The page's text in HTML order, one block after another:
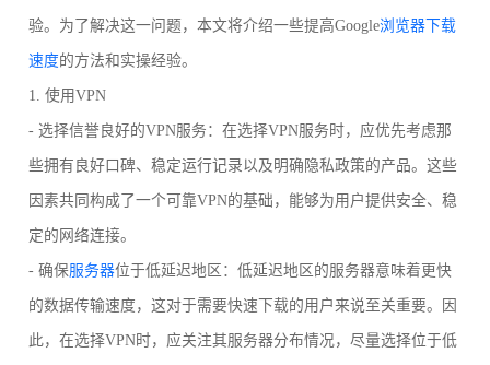
验。为了解决这一问题，本文将介绍一些提高Google浏览器下载
速度的方法和实操经验。
1. 使用VPN
- 选择信誉良好的VPN服务：在选择VPN服务时，应优先考虑那
些拥有良好口碑、稳定运行记录以及明确隐私政策的产品。这些
因素共同构成了一个可靠VPN的基础，能够为用户提供安全、稳
定的网络连接。
- 确保服务器位于低延迟地区：低延迟地区的服务器意味着更快
的数据传输速度，这对于需要快速下载的用户来说至关重要。因
此，在选择VPN时，应关注其服务器分布情况，尽量选择位于低